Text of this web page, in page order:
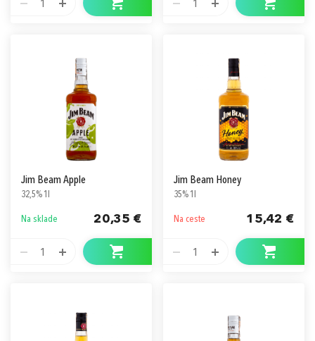
1 1
Jim Beam Apple
32,5% 1l
Na sklade 20,35 €
1
Jim Beam Honey
35% 1l
Na ceste 15,42 €
1